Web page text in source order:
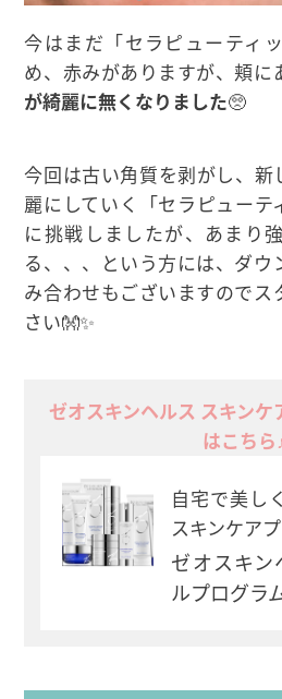
今はまだ「セラピューティ
め、赤みがありますが、頬に
が綺麗に無くなりました🥺
今回は古い角質を剥がし、新
麗にしていく「セラピューテ
に挑戦しましたが、あまり
る、、、という方には、ダウ
み合わせもございますのでス
さい👐✨
ゼオスキンヘルス スキンケ
はこちら
自宅で美し
スキンケア
ゼオスキ
ルプログラ